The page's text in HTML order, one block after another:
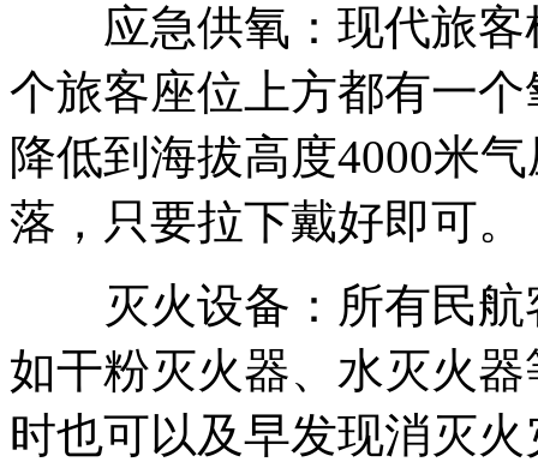
应急供氧：现代旅客
个旅客座位上方都有一
降低到海拔高度4000米
落，只要拉下戴好即可。
灭火设备：所有民航
如干粉灭火器、水灭火
时也可以及早发现消灭